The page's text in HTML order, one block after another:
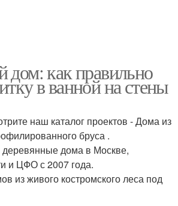
дом: как правильно
в ванной на стены
наш каталог проектов - Дома из
бруса .
дома в Москве,
и ЦФО с 2007 года.
из живого костромского леса под